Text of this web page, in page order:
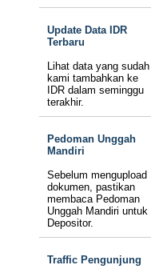
Update Data IDR
Terbaru
Lihat data yang sudah
kami tambahkan ke
IDR dalam seminggu
terakhir.
Pedoman Unggah
Mandiri
Sebelum mengupload
dokumen, pastikan
membaca Pedoman
Unggah Mandiri untuk
Depositor.
Traffic Pengunjung